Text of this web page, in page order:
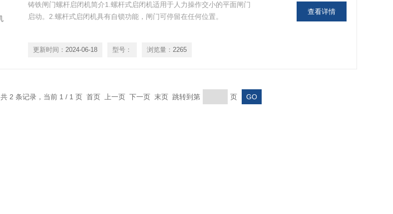
铸铁闸门螺杆启闭机简介1.螺杆式启闭机适用于人力操作交小的平面闸门
启动。2.螺杆式启闭机具有自锁功能，闸门可停留在任何位置。
更新时间： 2024-06-18 型号： 浏览量： 2265
查看详情
共 2 条记录，当前 1 / 1 页 首页 上一页 下一页 末页 跳转到第 页